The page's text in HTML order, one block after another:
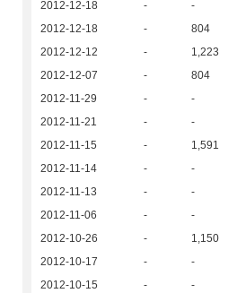
2012-12-18
- -
2012-12-18
- 804
2012-12-12
- 1,223
2012-12-07
- 804
2012-11-29
- -
2012-11-21
- -
2012-11-15
- 1,591
2012-11-14
- -
2012-11-13
- -
2012-11-06
- -
2012-10-26
- 1,150
2012-10-17
- -
2012-10-15
- -